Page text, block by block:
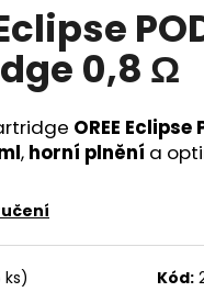
0,8 Ω
OREE
, horní plnění a
ks) Kód: